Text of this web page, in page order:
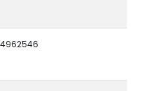
4962546